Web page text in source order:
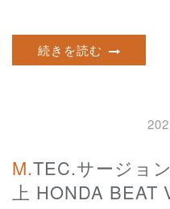
続きを読む
M.TEC.サージョン様OH歴あり 程度極
上 HONDA BEAT